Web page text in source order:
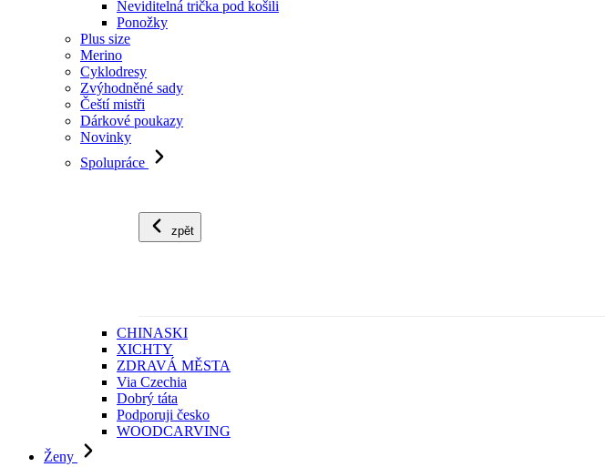
Neviditelná trička pod košili
Ponožky
Plus size
Merino
Cyklodresy
Zvýhodněné sady
Čeští mistři
Dárkové poukazy
Novinky
Spolupráce
zpět
CHINASKI
XICHTY
ZDRAVÁ MĚSTA
Via Czechia
Dobrý táta
Podporuji česko
WOODCARVING
Ženy